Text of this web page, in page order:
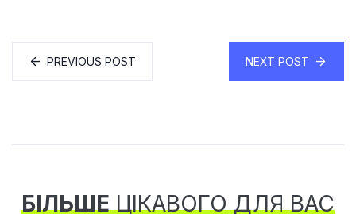
PREVIOUS POST NEXT POST
БІЛЬШЕЦІКАВОГО ДЛЯ ВАС